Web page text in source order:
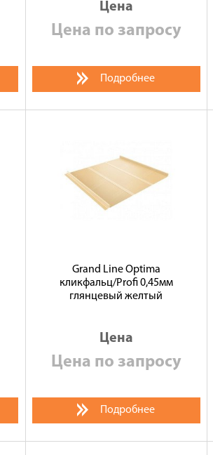
Цена
Цена по запросу
Подробнее
Grand Line Optima
кликфальц/Profi 0,45мм
глянцевый желтый
Цена
Цена по запросу
Подробнее